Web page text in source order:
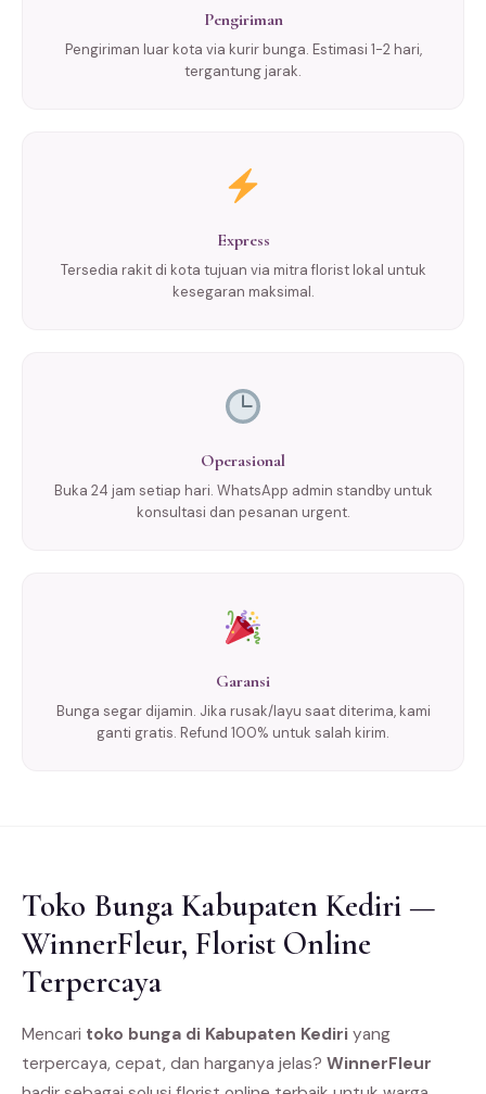
Pengiriman
Pengiriman luar kota via kurir bunga. Estimasi 1-2 hari,
tergantung jarak.
Express
Tersedia rakit di kota tujuan via mitra florist lokal untuk
kesegaran maksimal.
Operasional
Buka 24 jam setiap hari. WhatsApp admin standby untuk
konsultasi dan pesanan urgent.
Garansi
Bunga segar dijamin. Jika rusak/layu saat diterima, kami
ganti gratis. Refund 100% untuk salah kirim.
Toko Bunga Kabupaten Kediri —
WinnerFleur, Florist Online
Terpercaya
Mencari toko bunga di Kabupaten Kediri yang
terpercaya, cepat, dan harganya jelas? WinnerFleur